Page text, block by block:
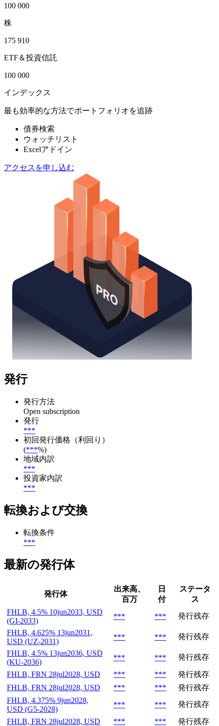
100 000
株
175 910
ETF＆投資信託
100 000
インデックス
最も効率的な方法でポートフォリオを追跡
債券検索
ウォッチリスト
Excelアドイン
アクセスを申し込む
発行
発行方法
Open subscription
発行
***
初回発行価格（利回り）
(***%)
地域内訳
***
投資家内訳
***
転換および交換
転換条件
***
最新の発行体
発行体
出来高、
百万
日
付
ステータ
ス
FHLB, 4.5% 10jun2033, USD
(GI-2033)
*** ***
発行残存
FHLB, 4.625% 13jun2031,
USD (UZ-2031)
*** ***
発行残存
FHLB, 4.5% 13jun2036, USD
(KU-2036)
*** *** 発行残存
FHLB, FRN 28jul2028, USD *** ***
発行残存
FHLB, FRN 28jul2028, USD
*** ***
発行残存
FHLB, 4.375% 9jun2028,
USD (G5-2028)
*** *** 発行残存
FHLB, FRN 28jul2028, USD *** ***
発行残存